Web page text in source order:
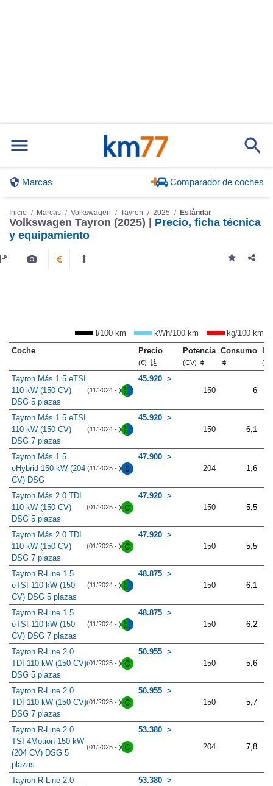
Marcas Comparador de coches
Inicio Marcas Volkswagen Tayron 2025 Estándar
Volkswagen Tayron (2025) | Precio, ficha técnica
y equipamiento
l/100 km kWh/100 km
kg/100 km
Coche
Precio
(€)
Potencia
(CV)
Consumo
Tayron Más 1.5 eTSI
110 kW (150 CV)
DSG 5 plazas
(11/2024 - )
45.920
150
6
Tayron Más 1.5 eTSI
110 kW (150 CV)
DSG 7 plazas
(11/2024 - )
45.920
150
6,1
Tayron Más 1.5
eHybrid 150 kW (204
CV) DSG
(11/2025 - )
47.900
204
1,6
Tayron Más 2.0 TDI
110 kW (150 CV)
DSG 5 plazas
(01/2025 - )
47.920
150
5,5
Tayron Más 2.0 TDI
110 kW (150 CV)
DSG 7 plazas
(01/2025 - )
47.920
150
5,5
Tayron R-Line 1.5
eTSI 110 kW (150
CV) DSG 5 plazas
(11/2024 - )
48.875
150
6,1
Tayron R-Line 1.5
eTSI 110 kW (150
CV) DSG 7 plazas
(11/2024 - )
48.875
150
6,2
Tayron R-Line 2.0
TDI 110 kW (150 CV)
DSG 5 plazas
(01/2025 - )
50.955
150
5,6
Tayron R-Line 2.0
TDI 110 kW (150 CV)
DSG 7 plazas
(01/2025 - )
50.955
150
5,7
Tayron R-Line 2.0
TSI 4Motion 150 kW
(204 CV) DSG 5
plazas
(01/2025 - )
53.380
204
7,8
Tayron R-Line 2.0
53.380